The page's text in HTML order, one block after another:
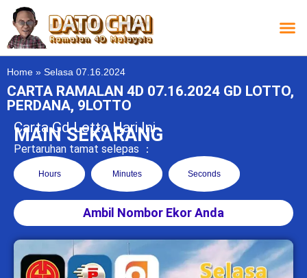
Home » Selasa 07.16.2024
CARTA RAMALAN 4D 07.16.2024 GD LOTTO,
PERDANA, 9LOTTO
Carta Gd Lotto Hari Ini
MAIN SEKARANG
Pertaruhan tamat selepas ：
Hours Minutes Seconds
Ambil Nombor Ekor Anda